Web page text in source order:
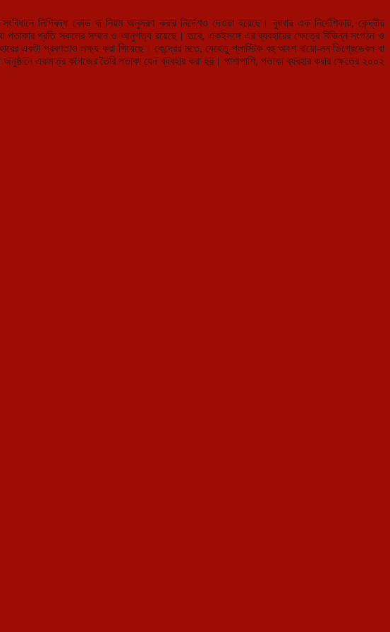
লিপিবদ্ধ কোড বা নিয়ম অনুসরণ করার নির্দেশও দেওয়া হয়েছে। বুধবার এক নির্দেশিকায়, কেন্দ্রীয়
প্রতি সকলের সম্মান ও আনুগত্য রয়েছে। তবে, একইসঙ্গে এর ব্যবহারের ক্ষেত্রে বিভিন্ন সংগঠন ও
একটা প্রবণতাও লক্ষ্য করা গিয়েছে। কেন্দ্রের মতে, যেহেতু প্লাস্টিক বহু আংশ বায়ো-নন ডিগ্রেডেবল বা
একমাত্র কাগজের তৈরি পতাকা যেন ব্যবহার করা হয়। পাশাপাশি, পতাকা ব্যবহার করার ক্ষেত্রে ২০০২